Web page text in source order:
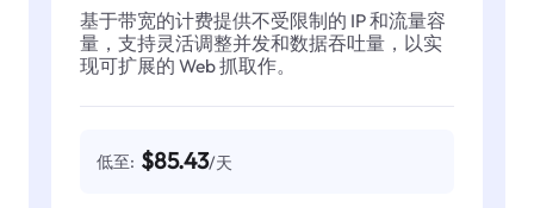
基于带宽的计费提供不受限制的 IP 和流量容
量，支持灵活调整并发和数据吞吐量，以实
现可扩展的 Web 抓取作。
低至: $85.43/天